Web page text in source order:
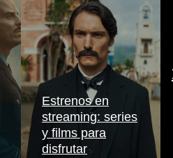
Estrenos en
streaming: series
y films para
disfrutar